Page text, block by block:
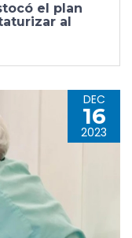
el plan
al
DEC
16
2023